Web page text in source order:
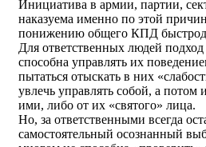
Инициатива в армии, партии,
наказуема именно по этой
понижению общего КПД
Для ответственных людей
способна управлять их
пытаться отыскать в них
увлечь управлять собой, а потом
ими, либо от их «святого» лица.
Но, за ответственными всегда
самостоятельный осознанный